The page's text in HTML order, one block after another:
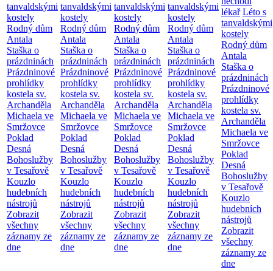
tanvaldskými
kostely
Rodný dům
Antala
Staška o
prázdninách
Prázdninové
prohlídky
kostela sv.
Archanděla
Michaela ve
Smržovce
Poklad
Desná
Bohoslužby
v Tesařově
Kouzlo
hudebních
nástrojů
Zobrazit
všechny
záznamy ze
dne
tanvaldskými
kostely
Rodný dům
Antala
Staška o
prázdninách
Prázdninové
prohlídky
kostela sv.
Archanděla
Michaela ve
Smržovce
Poklad
Desná
Bohoslužby
v Tesařově
Kouzlo
hudebních
nástrojů
Zobrazit
všechny
záznamy ze
dne
tanvaldskými
kostely
Rodný dům
Antala
Staška o
prázdninách
Prázdninové
prohlídky
kostela sv.
Archanděla
Michaela ve
Smržovce
Poklad
Desná
Bohoslužby
v Tesařově
Kouzlo
hudebních
nástrojů
Zobrazit
všechny
záznamy ze
dne
tanvaldskými
kostely
Rodný dům
Antala
Staška o
prázdninách
Prázdninové
prohlídky
kostela sv.
Archanděla
Michaela ve
Smržovce
Poklad
Desná
Bohoslužby
v Tesařově
Kouzlo
hudebních
nástrojů
Zobrazit
všechny
záznamy ze
dne
lékař Léto s
tanvaldskými
kostely
Rodný dům
Antala
Staška o
prázdninách
Prázdninové
prohlídky
kostela sv.
Archanděla
Michaela ve
Smržovce
Poklad
Desná
Bohoslužby
v Tesařově
Kouzlo
hudebních
nástrojů
Zobrazit
všechny
záznamy ze
dne